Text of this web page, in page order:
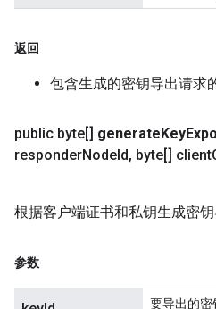
返回
包含生成的密钥导出请求
public byte[] generateKey
responderNodeId, byte[] client
根据客户端证书和私钥生成密钥
参数
要导出的密